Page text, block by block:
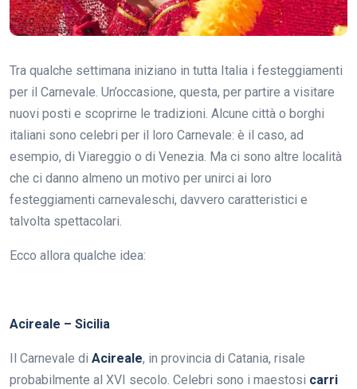
Tra qualche settimana iniziano in tutta Italia i festeggiamenti
per il Carnevale. Un’occasione, questa, per partire a visitare
nuovi posti e scoprirne le tradizioni. Alcune città o borghi
italiani sono celebri per il loro Carnevale: è il caso, ad
esempio, di Viareggio o di Venezia. Ma ci sono altre località
che ci danno almeno un motivo per unirci ai loro
festeggiamenti carnevaleschi, davvero caratteristici e
talvolta spettacolari.
Ecco allora qualche idea:
Acireale – Sicilia
Il Carnevale di Acireale, in provincia di Catania, risale
probabilmente al XVI secolo. Celebri sono i maestosi carri